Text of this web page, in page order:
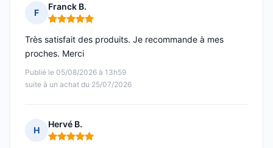
F
Franck B.
Note : 5 sur 5
Publié le 05/08/2026 à 13h59
suite à un achat du 25/07/2026
Très satisfait des produits. Je recommande à mes
proches. Merci
H
Hervé B.
Note : 5 sur 5